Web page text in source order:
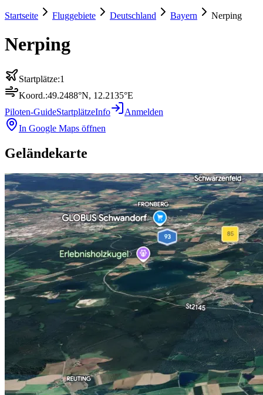
Startseite Fluggebiete Deutschland Bayern Nerping
Nerping
Startplätze:1
Koord.:49.2488°N, 12.2135°E
Piloten-GuideStartplätzeInfo
Anmelden
In Google Maps öffnen
Geländekarte